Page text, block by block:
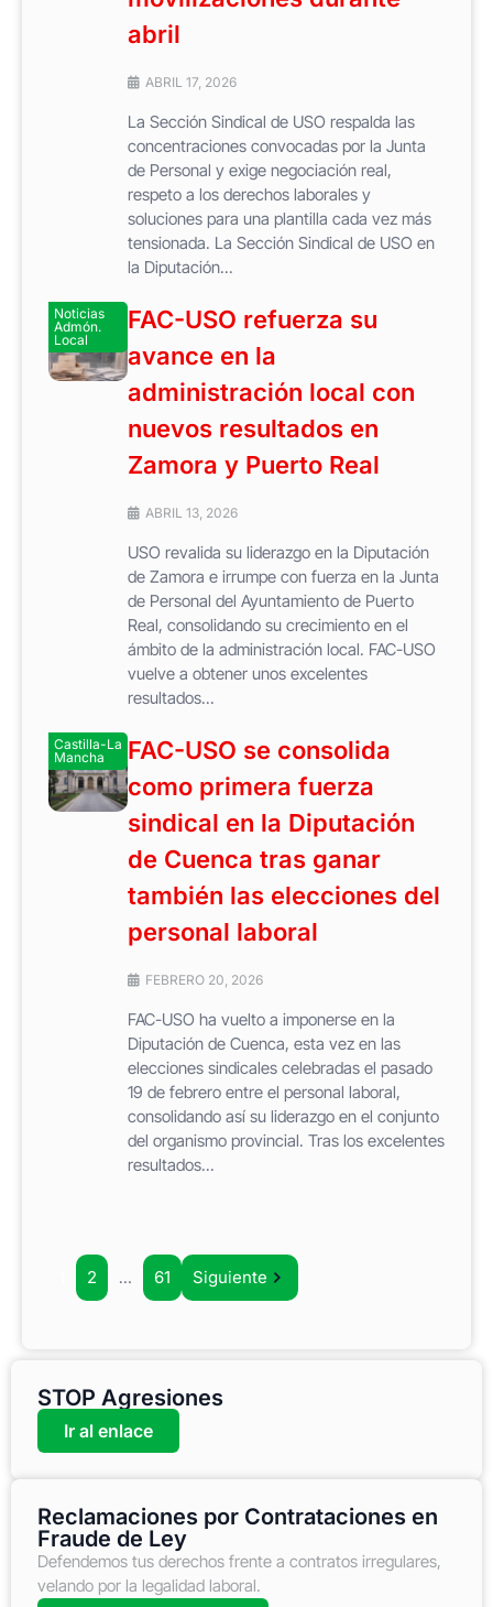
abril
ABRIL 17, 2026
La Sección Sindical de USO respalda las
concentraciones convocadas por la Junta
de Personal y exige negociación real,
respeto a los derechos laborales y
soluciones para una plantilla cada vez más
tensionada. La Sección Sindical de USO en
la Diputación...
Noticias
Admón.
Local
FAC-USO refuerza su
avance en la
administración local con
nuevos resultados en
Zamora y Puerto Real
ABRIL 13, 2026
USO revalida su liderazgo en la Diputación
de Zamora e irrumpe con fuerza en la Junta
de Personal del Ayuntamiento de Puerto
Real, consolidando su crecimiento en el
ámbito de la administración local. FAC-USO
vuelve a obtener unos excelentes
resultados...
Castilla-La
Mancha
FAC-USO se consolida
como primera fuerza
sindical en la Diputación
de Cuenca tras ganar
también las elecciones del
personal laboral
FEBRERO 20, 2026
FAC-USO ha vuelto a imponerse en la
Diputación de Cuenca, esta vez en las
elecciones sindicales celebradas el pasado
19 de febrero entre el personal laboral,
consolidando así su liderazgo en el conjunto
del organismo provincial. Tras los excelentes
resultados...
2 … 61 Siguiente
STOP Agresiones
Ir al enlace
Reclamaciones por Contrataciones en
Fraude de Ley
Defendemos tus derechos frente a contratos irregulares,
velando por la legalidad laboral.